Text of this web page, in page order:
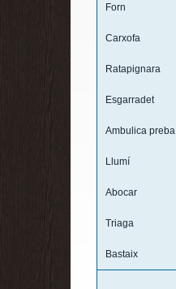
Forn
Carxofa
Ratapignara
Esgarradet
Ambulica preba
Llumí
Abocar
Triaga
Bastaix